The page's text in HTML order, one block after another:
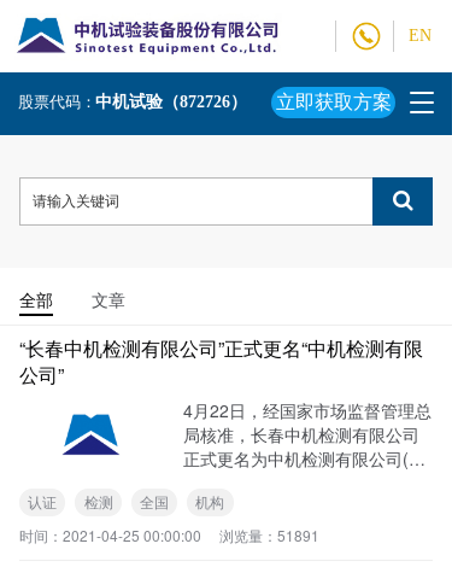
EN
T
g
e
g
i
n
股票代码：中机试验（872726） 立即获取方案
全部 文章
“长春中机检测有限公司”正式更名“中机检测有限
公司”
4月22日，经国家市场监督管理总
局核准，长春中机检测有限公司
正式更名为中机检测有限公司(以
检测”到“中机检测”，彰显了中机
检测打破地域限制，将业务布局
认证 检测 全国
机构
时间： 2021-04-25 00:00:00 浏览量： 51891